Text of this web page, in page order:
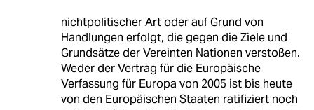
nichtpolitischer Art oder auf Grund von
Handlungen erfolgt, die gegen die Ziele und
Grundsätze der Vereinten Nationen verstoßen.
Weder der Vertrag für die Europäische
Verfassung für Europa von 2005 ist bis heute
von den Europäischen Staaten ratifiziert noch